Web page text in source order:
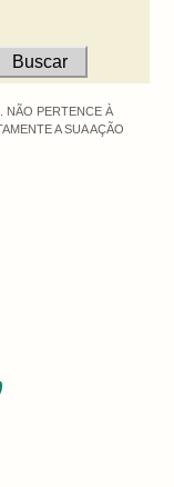
NÃO PERTENCE À
A SUA AÇÃO